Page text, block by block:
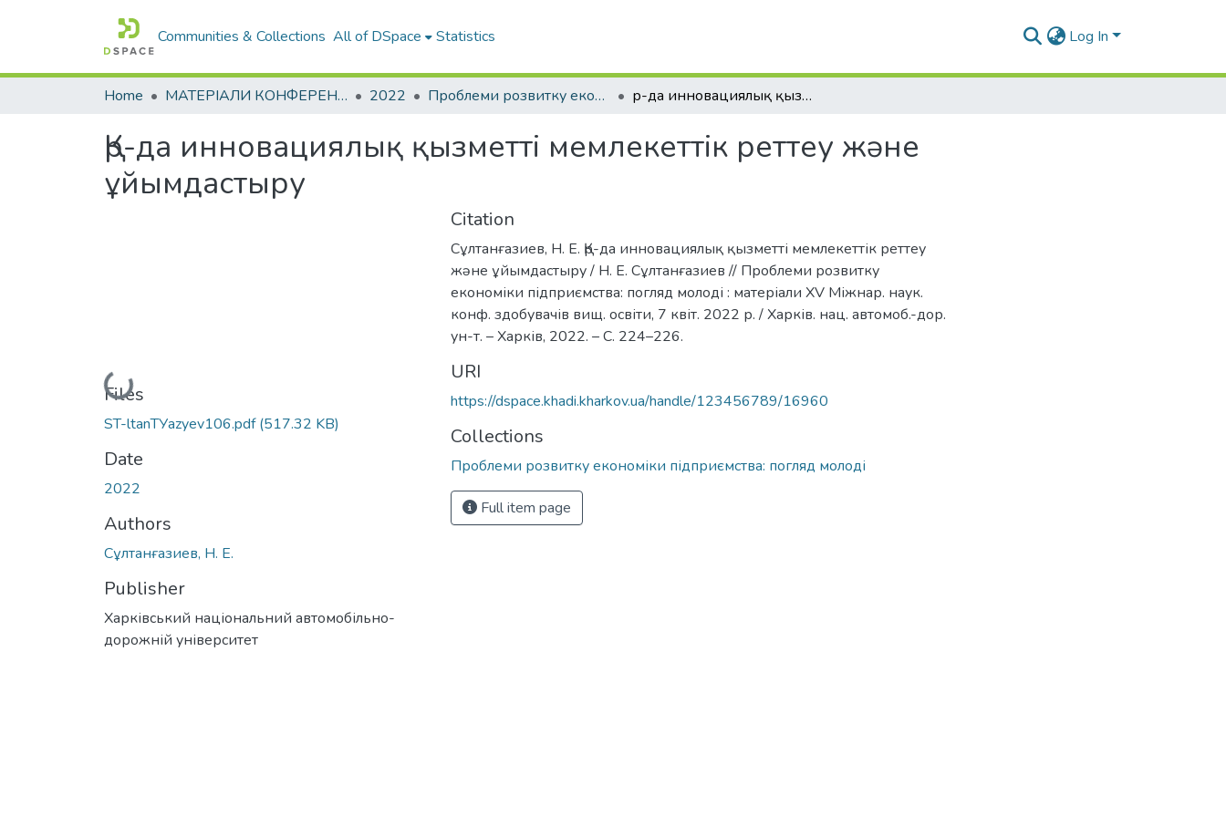
Communities & Collections All of DSpace Statistics Log In
Home МАТЕРІАЛИ КОНФЕРЕНЦІЙ 2022 Проблеми розвитку економіки підприємства: погляд молоді Қр-да инновациялық қызметті мемлекеттік реттеу жəне ұйымдастыру
Қр-да инновациялық қызметті мемлекеттік реттеу жəне
ұйымдастыру
Loading...
Files
ST-ltanTУazyev106.pdf(517.32 KB)
Date
2022
Authors
Сұлтанғазиев, Н. Е.
Publisher
Харківський національний автомобільно-
дорожній університет
Citation
Сұлтанғазиев, Н. Е. Қр-да инновациялық қызметті мемлекеттік реттеу
жəне ұйымдастыру / Н. Е. Сұлтанғазиев // Проблеми розвитку
економіки підприємства: погляд молоді : матеріали XV Міжнар. наук.
конф. здобувачів вищ. освіти, 7 квіт. 2022 р. / Харків. нац. автомоб.-дор.
ун-т. – Харків, 2022. – С. 224–226.
URI
https://dspace.khadi.kharkov.ua/handle/123456789/16960
Collections
Проблеми розвитку економіки підприємства: погляд молоді
Full item page